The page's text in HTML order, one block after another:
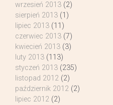
wrzesień 2013 (2)
sierpień 2013 (1)
lipiec 2013 (11)
czerwiec 2013 (7)
kwiecień 2013 (3)
luty 2013 (113)
styczeń 2013 (235)
listopad 2012 (2)
październik 2012 (2)
lipiec 2012 (2)